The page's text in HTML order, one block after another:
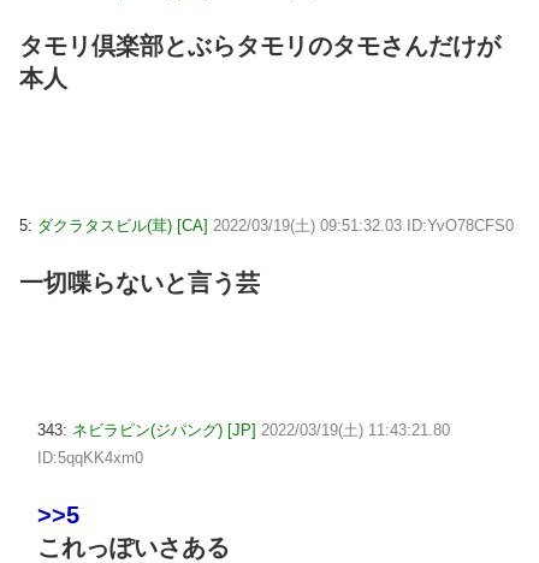
タモリ倶楽部とぶらタモリのタモさんだけが
本人
5: ダクラタスビル(茸) [CA] 2022/03/19(土) 09:51:32.03 ID:YvO78CFS0
一切喋らないと言う芸
343: ネビラピン(ジパング) [JP] 2022/03/19(土) 11:43:21.80
ID:5qqKK4xm0
>>5
これっぽいさある